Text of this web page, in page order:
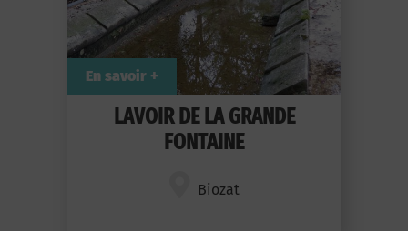
LAVOIR DE LA GRANDE
FONTAINE
Biozat
En savoir +